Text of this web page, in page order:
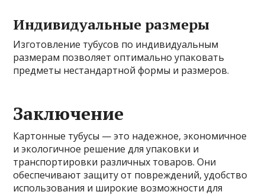
Индивидуальные размеры
Изготовление тубусов по индивидуальным
размерам позволяет оптимально упаковать
предметы нестандартной формы и размеров.
Заключение
Картонные тубусы — это надежное, экономичное
и экологичное решение для упаковки и
транспортировки различных товаров. Они
обеспечивают защиту от повреждений, удобство
использования и широкие возможности для